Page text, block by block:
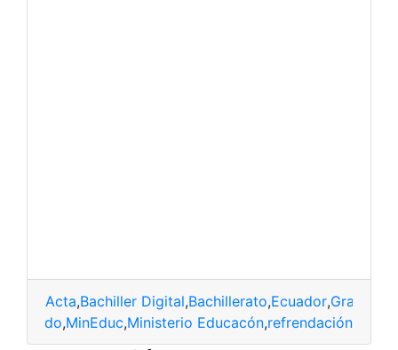
Acta,Bachiller Digital,Bachillerato,Ecuador,Grado
grado,MinEduc,Ministerio Educacón,refrendación